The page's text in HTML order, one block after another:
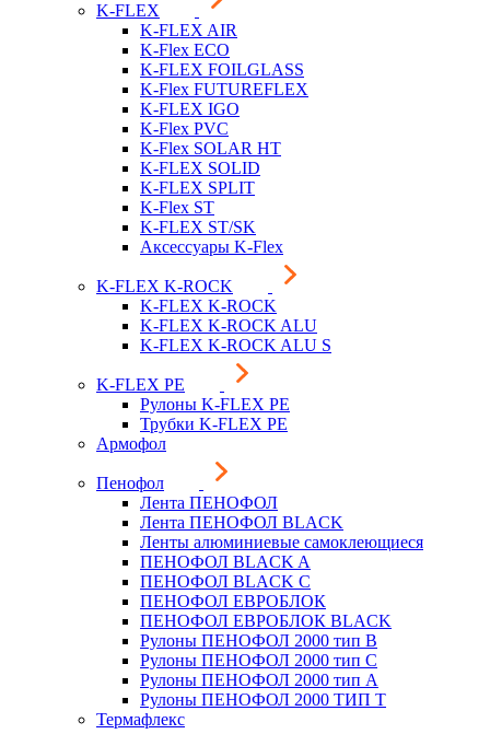
K-FLEX
K-FLEX AIR
K-Flex ECO
K-FLEX FOILGLASS
K-Flex FUTUREFLEX
K-FLEX IGO
K-Flex PVC
K-Flex SOLAR HT
K-FLEX SOLID
K-FLEX SPLIT
K-Flex ST
K-FLEX ST/SK
Аксессуары K-Flex
K-FLEX K-ROCK
K-FLEX K-ROCK
K-FLEX K-ROCK ALU
K-FLEX K-ROCK ALU S
K-FLEX PE
Рулоны K-FLEX PE
Трубки K-FLEX PE
Армофол
Пенофол
Лента ПЕНОФОЛ
Лента ПЕНОФОЛ BLACK
Ленты алюминиевые самоклеющиеся
ПЕНОФОЛ BLACK A
ПЕНОФОЛ BLACK С
ПЕНОФОЛ ЕВРОБЛОК
ПЕНОФОЛ ЕВРОБЛОК BLACK
Рулоны ПЕНОФОЛ 2000 тип B
Рулоны ПЕНОФОЛ 2000 тип C
Рулоны ПЕНОФОЛ 2000 тип А
Рулоны ПЕНОФОЛ 2000 ТИП Т
Термафлекс